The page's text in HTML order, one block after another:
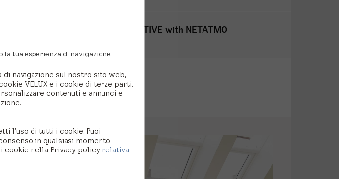
tua esperienza di navigazione
navigazione sul nostro sito web,
VELUX e i cookie di terze parti.
contenuti e annunci e
l'uso di tutti i cookie. Puoi
in qualsiasi momento
cookie nella Privacy policy relativa
Istruzioni VELUX ACTIVE with NETATMO
VELUX